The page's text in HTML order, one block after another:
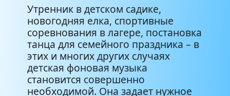
Быстрая музыка для
соревнований
Для детского дефиле (в
платьях или костюмах)
1:20
Для отдыха после
напряженных занятий
1:13
Утренник в детском садике,
новогодняя елка, спортивные
соревнования в лагере, постановка
танца для семейного праздника – в
этих и многих других случаях
детская фоновая музыка
становится совершенно
необходимой. Она задает нужное